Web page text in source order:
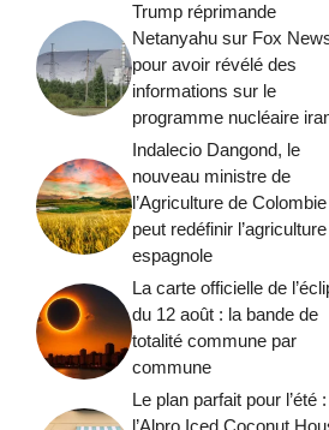
Trump réprimande
Netanyahu sur Fox
pour avoir révélé des
informations sur le
programme nucléaire
Indalecio Dangond, le
nouveau ministre de
l’Agriculture de
peut redéfinir l’agriculture
espagnole
La carte officielle de
du 12 août : la bande de
totalité commune par
commune
Le plan parfait pour l’été :